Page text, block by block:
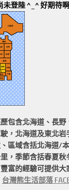
登陸 ^_^ 好期待啊
包含北海道、長
，北海道及東北岩
區域含括北海道/
，季節含括春夏
富的經驗可提供大
台灣熊生活部落